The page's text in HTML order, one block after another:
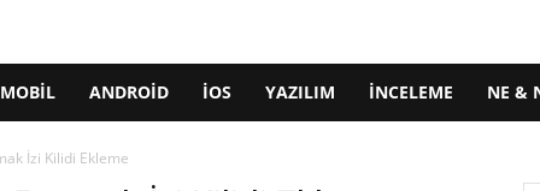
MOBIL ANDROID IOS YAZILIM İNCELEME NE &
İzi Kilidi Ekleme